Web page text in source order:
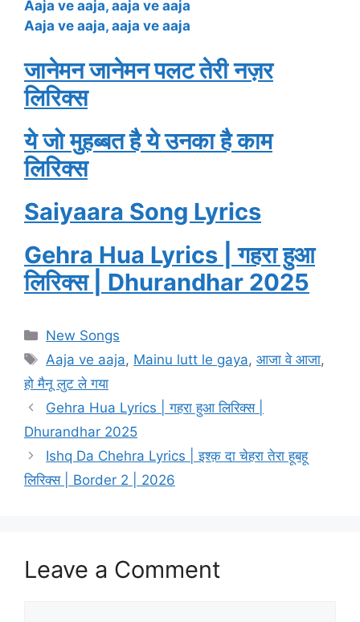
Aaja ve aaja, aaja ve aaja
Aaja ve aaja, aaja ve aaja
जानेमन जानेमन पलट तेरी नज़र
लिरिक्स
ये जो मुहब्बत है ये उनका है काम
लिरिक्स
Saiyaara Song Lyrics
Gehra Hua Lyrics | गहरा हुआ
लिरिक्स | Dhurandhar 2025
Categories
New Songs
Tags
Aaja ve aaja, Mainu lutt le gaya,आजा वे आजा,
हो मैनू लुट ले गया
Gehra Hua Lyrics | गहरा हुआ लिरिक्स |
Dhurandhar 2025
Ishq Da Chehra Lyrics | इश्क़ दा चेहरा तेरा हूबहू
लिरिक्स | Border 2 | 2026
Leave a Comment